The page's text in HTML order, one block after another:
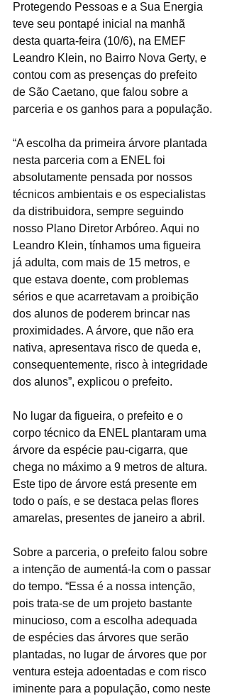
Protegendo Pessoas e a Sua Energia
teve seu pontapé inicial na manhã
desta quarta-feira (10/6), na EMEF
Leandro Klein, no Bairro Nova Gerty, e
contou com as presenças do prefeito
de São Caetano, que falou sobre a
parceria e os ganhos para a população.
“A escolha da primeira árvore plantada
nesta parceria com a ENEL foi
absolutamente pensada por nossos
técnicos ambientais e os especialistas
da distribuidora, sempre seguindo
nosso Plano Diretor Arbóreo. Aqui no
Leandro Klein, tínhamos uma figueira
já adulta, com mais de 15 metros, e
que estava doente, com problemas
sérios e que acarretavam a proibição
dos alunos de poderem brincar nas
proximidades. A árvore, que não era
nativa, apresentava risco de queda e,
consequentemente, risco à integridade
dos alunos”, explicou o prefeito.
No lugar da figueira, o prefeito e o
corpo técnico da ENEL plantaram uma
árvore da espécie pau-cigarra, que
chega no máximo a 9 metros de altura.
Este tipo de árvore está presente em
todo o país, e se destaca pelas flores
amarelas, presentes de janeiro a abril.
Sobre a parceria, o prefeito falou sobre
a intenção de aumentá-la com o passar
do tempo. “Essa é a nossa intenção,
pois trata-se de um projeto bastante
minucioso, com a escolha adequada
de espécies das árvores que serão
plantadas, no lugar de árvores que por
ventura esteja adoentadas e com risco
iminente para a população, como neste